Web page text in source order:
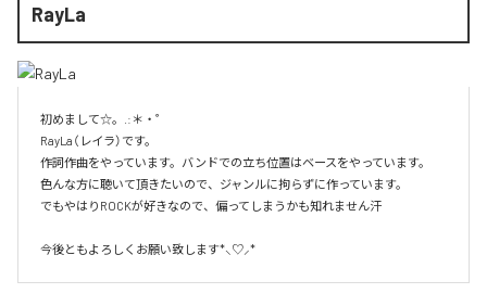
RayLa
初めまして☆。.:＊・゜
RayLa（レイラ）です。
作詞作曲をやっています。バンドでの立ち位置はベースをやっています。
色んな方に聴いて頂きたいので、ジャンルに拘らずに作っています。
でもやはりROCKが好きなので、偏ってしまうかも知れません汗
今後ともよろしくお願い致します*⸜♡⸝*